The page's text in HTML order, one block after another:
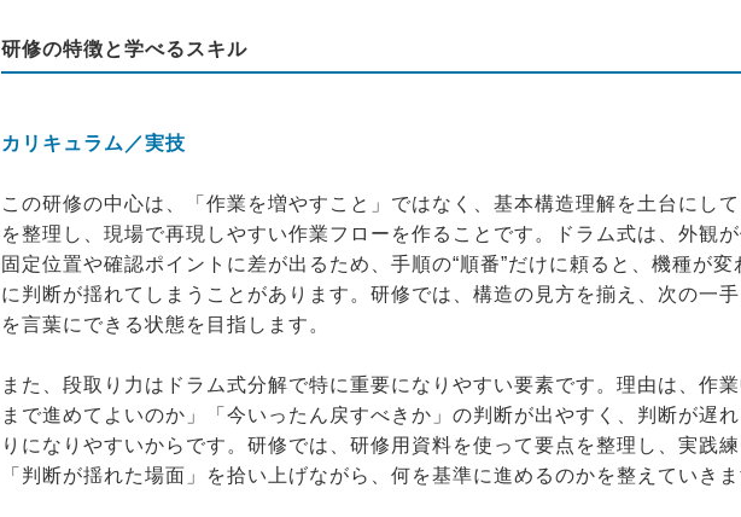
研修の特徴と学べるスキル
カリキュラム／実技
この研修の中心は、「作業を増やすこと」ではなく、基本構造理解を土台にし
を整理し、現場で再現しやすい作業フローを作ることです。ドラム式は、外観
固定位置や確認ポイントに差が出るため、手順の“順番”だけに頼ると、機種が変
に判断が揺れてしまうことがあります。研修では、構造の見方を揃え、次の一
を言葉にできる状態を目指します。
また、段取り力はドラム式分解で特に重要になりやすい要素です。理由は、作業
まで進めてよいのか」「今いったん戻すべきか」の判断が出やすく、判断が遅
りになりやすいからです。研修では、研修用資料を使って要点を整理し、実践
「判断が揺れた場面」を拾い上げながら、何を基準に進めるのかを整えていきま